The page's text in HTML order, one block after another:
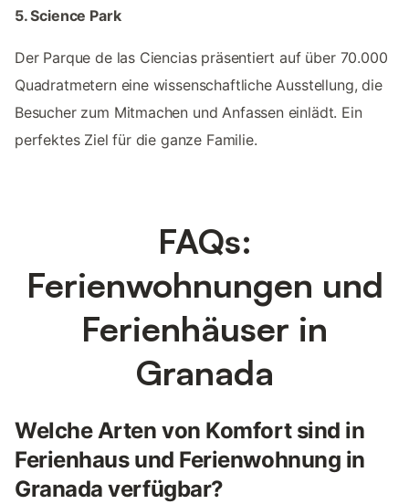
5. Science Park
Der Parque de las Ciencias präsentiert auf über 70.000
Quadratmetern eine wissenschaftliche Ausstellung, die
Besucher zum Mitmachen und Anfassen einlädt. Ein
perfektes Ziel für die ganze Familie.
FAQs:
Ferienwohnungen und
Ferienhäuser in
Granada
Welche Arten von Komfort sind in
Ferienhaus und Ferienwohnung in
Granada verfügbar?